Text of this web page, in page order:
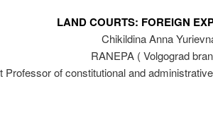
LAND COURTS: FOREIGN
Chikildina Anna
RANEPA ( Volgograd
Professor of constitutional and